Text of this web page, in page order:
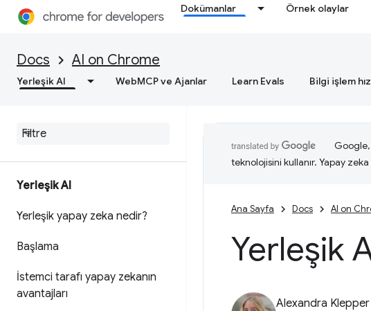
Dokümanlar Örnek olaylar
Docs AI on Chrome
Yerleşik AI WebMCP ve Ajanlar Learn Evals Bilgi işlem
Yerleşik AI
Yerleşik yapay zeka nedir?
Başlama
İstemci tarafı yapay zekanın
avantajları
teknolojisini kullanır. Yapay
Ana Sayfa Docs AI on
Yerleşik
Alexandra Klepper